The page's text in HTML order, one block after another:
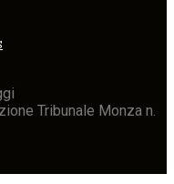
Tribunale Monza n.